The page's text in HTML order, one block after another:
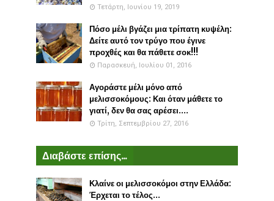
Τετάρτη, Ιουνίου 19, 2019
Πόσο μέλι βγάζει μια τρίπατη κυψέλη:
Δείτε αυτό τον τρύγο που έγινε
προχθές και θα πάθετε σοκ!!!
Παρασκευή, Ιουλίου 01, 2016
Αγοράστε μέλι μόνο από
μελισσοκόμους: Και όταν μάθετε το
γιατί, δεν θα σας αρέσει....
Τρίτη, Σεπτεμβρίου 27, 2016
Διαβάστε επίσης...
Κλαίνε οι μελισσοκόμοι στην Ελλάδα:
Έρχεται το τέλος...